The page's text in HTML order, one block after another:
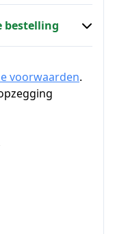
bestelling
voorwaarden.